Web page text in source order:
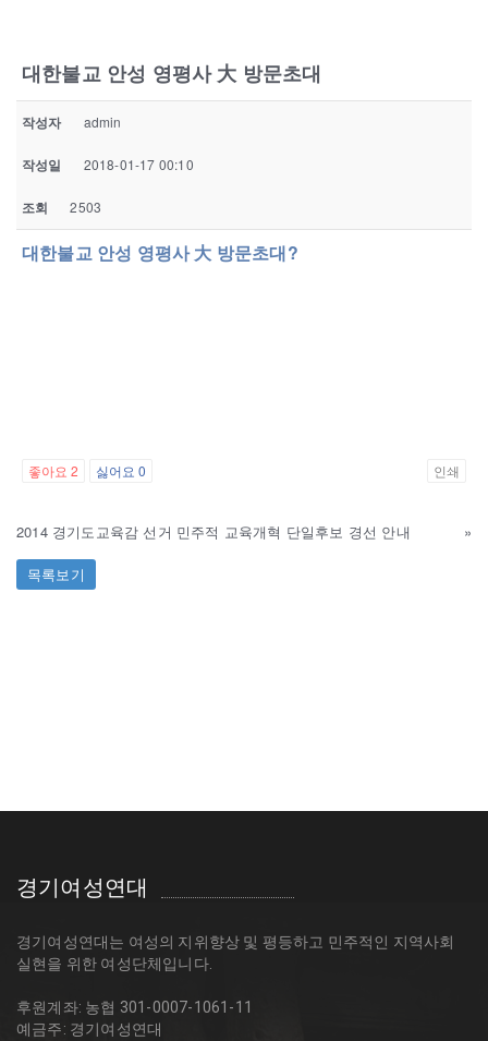
대한불교 안성 영평사 大 방문초대
작성자 admin
작성일 2018-01-17 00:10
조회 2503
대한불교 안성 영평사 大 방문초대?
좋아요 2 싫어요0 인쇄
2014 경기도교육감 선거 민주적 교육개혁 단일후보 경선 안내 »
목록보기
경기여성연대
경기여성연대는 여성의 지위향상 및 평등하고 민주적인 지역사회
실현을 위한 여성단체입니다.
후원계좌: 농협 301-0007-1061-11
예금주: 경기여성연대